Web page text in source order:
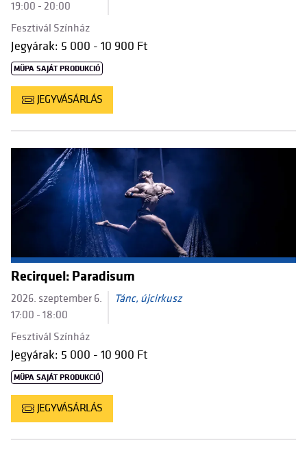
19:00 - 20:00
Fesztivál Színház
Jegyárak: 5 000 - 10 900 Ft
MÜPA SAJÁT PRODUKCIÓ
JEGYVÁSÁRLÁS
Recirquel: Paradisum
2026. szeptember 6.
17:00 - 18:00
Tánc, újcirkusz
Fesztivál Színház
Jegyárak: 5 000 - 10 900 Ft
MÜPA SAJÁT PRODUKCIÓ
JEGYVÁSÁRLÁS